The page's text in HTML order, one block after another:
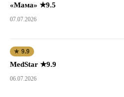
«Мама» ★9.5
07.07.2026
★ 9.9
MedStar ★9.9
06.07.2026